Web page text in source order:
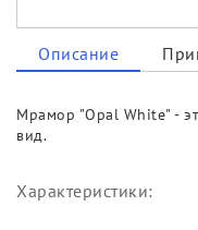
Описание
Мрамор "Opal White" -
вид.
Характеристики: